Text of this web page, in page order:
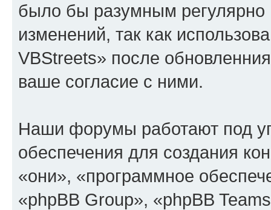
было бы разумным регулярно
изменений, так как
VBStreets» после
ваше согласие с ними.
Наши форумы работают под
обеспечения для создания
«они», «программное
«phpBB Group», «phpBB